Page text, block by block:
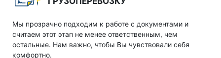
Мы прозрачно подходим к работе с документами и
считаем этот этап не менее ответственным, чем
остальные. Нам важно, чтобы Вы чувствовали себя
комфортно.